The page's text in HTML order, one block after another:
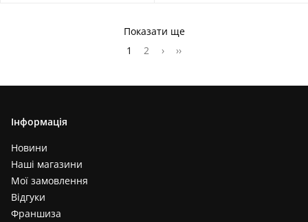
Показати ще
1
2 › ››
Інформація
Новини
Наші магазини
Мої замовлення
Відгуки
Франшиза